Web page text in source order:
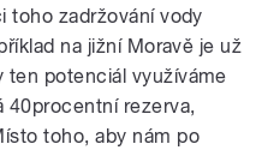
toho zadržování vody
na jižní Moravě je už
ten potenciál využíváme
40procentní rezerva,
toho, aby nám po